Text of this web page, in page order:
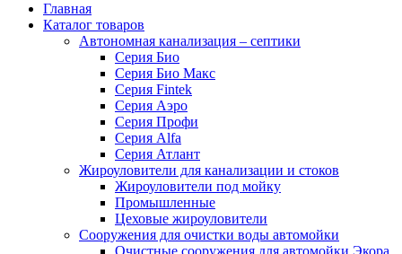
Главная
Каталог товаров
Автономная канализация – септики
Серия Био
Серия Био Макс
Серия Fintek
Серия Аэро
Серия Профи
Серия Alfa
Серия Атлант
Жироуловители для канализации и стоков
Жироуловители под мойку
Промышленные
Цеховые жироуловители
Сооружения для очистки воды автомойки
Очистные сооружения для автомойки Экора